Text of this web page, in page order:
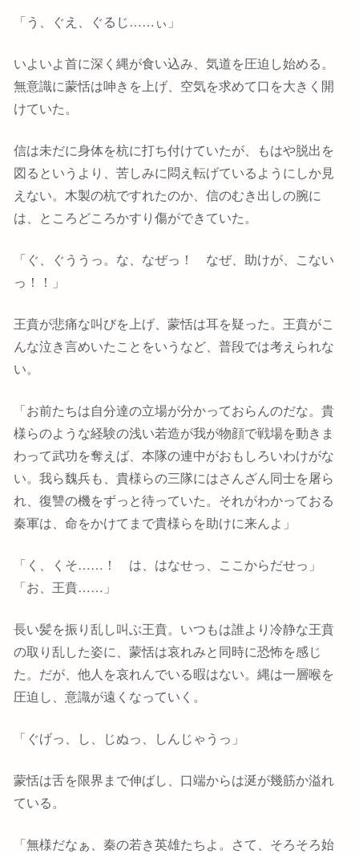
「う、ぐえ、ぐるじ……ぃ」
いよいよ首に深く縄が食い込み、気道を圧迫し始める。
無意識に蒙恬は呻きを上げ、空気を求めて口を大きく開
けていた。
信は未だに身体を杭に打ち付けていたが、もはや脱出を
図るというより、苦しみに悶え転げているようにしか見
えない。木製の杭ですれたのか、信のむき出しの腕に
は、ところどころかすり傷ができていた。
「ぐ、ぐううっ。な、なぜっ！ なぜ、助けが、こない
っ！！」
王賁が悲痛な叫びを上げ、蒙恬は耳を疑った。王賁がこ
んな泣き言めいたことをいうなど、普段では考えられな
い。
「お前たちは自分達の立場が分かっておらんのだな。貴
様らのような経験の浅い若造が我が物顔で戦場を動きま
わって武功を奪えば、本隊の連中がおもしろいわけがな
い。我ら魏兵も、貴様らの三隊にはさんざん同士を屠ら
れ、復讐の機をずっと待っていた。それがわかっておる
秦軍は、命をかけてまで貴様らを助けに来んよ」
「く、くそ……！ は、はなせっ、ここからだせっ」
「お、王賁……」
長い髪を振り乱し叫ぶ王賁。いつもは誰より冷静な王賁
の取り乱した姿に、蒙恬は哀れみと同時に恐怖を感じ
た。だが、他人を哀れんでいる暇はない。縄は一層喉を
圧迫し、意識が遠くなっていく。
「ぐげっ、し、じぬっ、しんじゃうっ」
蒙恬は舌を限界まで伸ばし、口端からは涎が幾筋か溢れ
ている。
「無様だなぁ、秦の若き英雄たちよ。さて、そろそろ始